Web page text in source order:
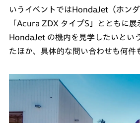
いうイベントではHondaJet（ホン
「Acura ZDX タイプS」とともに展
HondaJet の機内を見学したいとい
たほか、具体的な問い合わせも何件